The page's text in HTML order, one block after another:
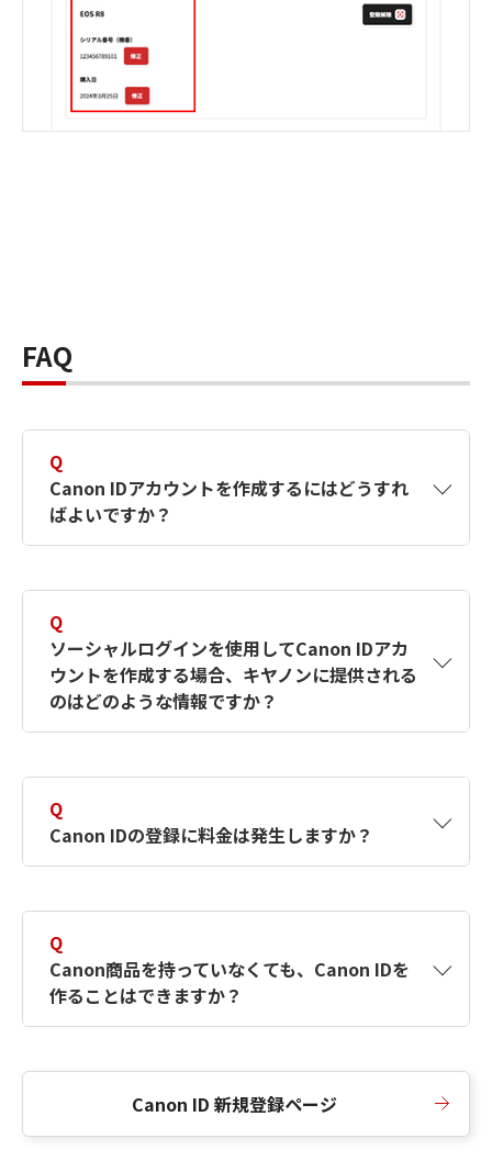
FAQ
Q
Canon IDアカウントを作成するにはどうすれ
ばよいですか？
す。詳しい作成方法は【カメラ】Canon IDとは
何ですか？Canon IDの作成方法は？をご確認く
ださい。
Q
ソーシャルログインを使用してCanon IDアカ
ウントを作成する場合、キヤノンに提供される
のはどのような情報ですか？
択したサービスから取得します。アカウントを
簡単に作成できるように、この情報を使用して
Canon IDの登録フォームを入力します。
Q
Canon IDの登録に料金は発生しますか？
Q
Canon商品を持っていなくても、Canon IDを
作ることはできますか？
Canon ID 新規登録ページ